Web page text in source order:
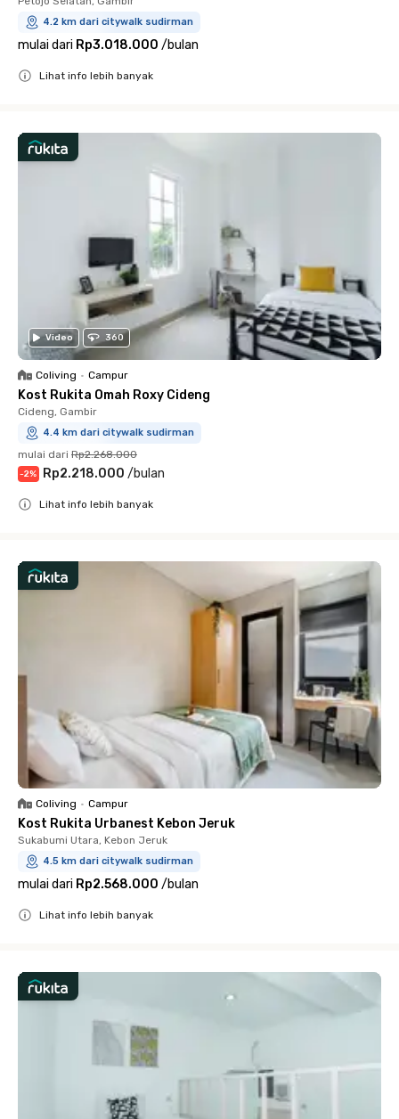
4.2 km dari citywalk sudirman
mulai dari Rp3.018.000 /bulan
Lihat info lebih banyak
Video 360
Coliving • Campur
Kost Rukita Omah Roxy Cideng
Cideng, Gambir
4.4 km dari citywalk sudirman
mulai dari Rp2.268.000
-2% Rp2.218.000 /bulan
Lihat info lebih banyak
Coliving • Campur
Kost Rukita Urbanest Kebon Jeruk
Sukabumi Utara, Kebon Jeruk
4.5 km dari citywalk sudirman
mulai dari Rp2.568.000 /bulan
Lihat info lebih banyak